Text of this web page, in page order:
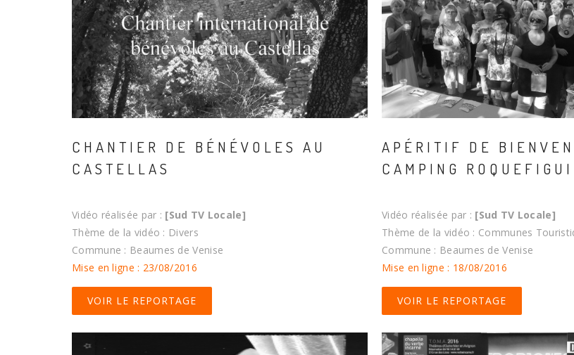
CHANTIER DE BÉNÉVOLES AU
CASTELLAS
Vidéo réalisée par : [Sud TV Locale]
Thème de la vidéo : Divers
Commune : Beaumes de Venise
Mise en ligne : 23/08/2016
VOIR LE REPORTAGE
APÉRITIF DE
CAMPING
Vidéo réalisée par : [Sud TV Locale]
Thème de la vidéo : Communes
Commune : Beaumes de Venise
Mise en ligne : 18/08/2016
VOIR LE REPORTAGE